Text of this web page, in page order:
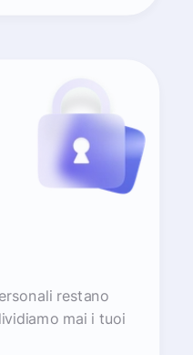
restano
mai i tuoi